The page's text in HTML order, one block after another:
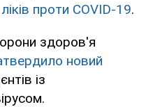
проти COVID-19.
здоров'я
новий
із